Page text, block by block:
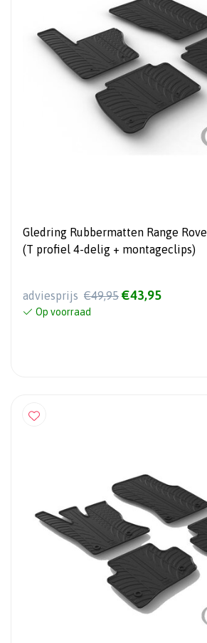
Gledring Rubbermatten Range
(T profiel 4-delig + montageclips)
adviesprijs €49,95 €43,95
Op voorraad